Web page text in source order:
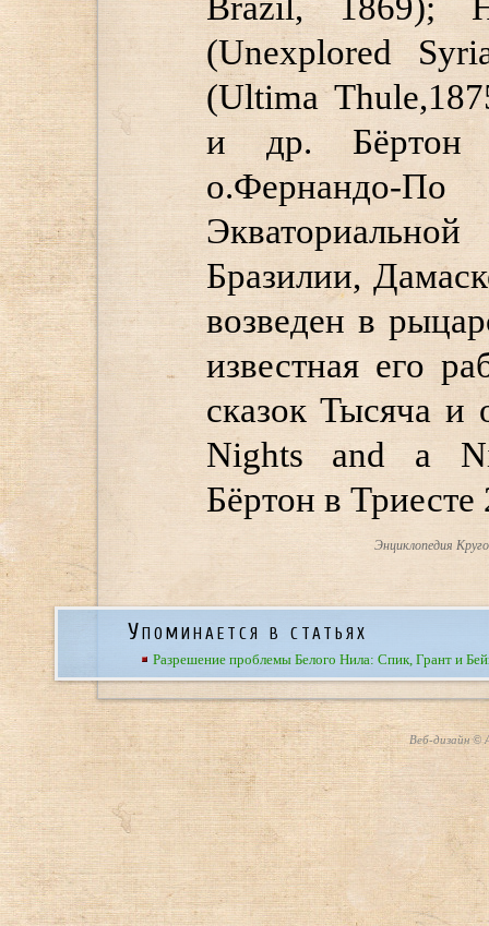
(Unexplored
(Ultima
и др. Бёртон
Бразилии,
возведен в
известная его
сказок Тысяча и
Nights and a
Бёртон в Триесте
Энциклопедия
Упоминается в статьях
Разрешение проблемы Белого Нила: Спик, Грант и
Веб-дизайн ©